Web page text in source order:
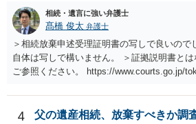
相続・遺言に強い弁護士
髙橋 俊太 弁護士
＞相続放棄申述受理証明書の写しで良いので
自体は写しで構いません。 ＞証拠説明書と
ご参照ください。 https://www.courts.go.jp/
4
父の遺産相続、放棄すべきか調